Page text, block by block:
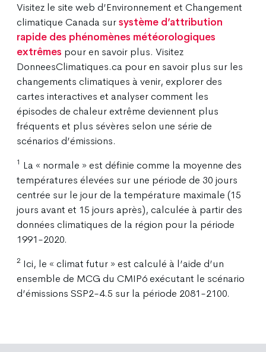
Visitez le site web d’Environnement et Changement
climatique Canada sursystème d’attribution
rapide des phénomènes météorologiques
extrêmes pour en savoir plus. Visitez
DonneesClimatiques.ca pour en savoir plus sur les
changements climatiques à venir, explorer des
cartes interactives et analyser comment les
épisodes de chaleur extrême deviennent plus
fréquents et plus sévères selon une série de
scénarios d’émissions.
1 La « normale » est définie comme la moyenne des
températures élevées sur une période de 30 jours
centrée sur le jour de la température maximale (15
jours avant et 15 jours après), calculée à partir des
données climatiques de la région pour la période
1991-2020.
2 Ici, le « climat futur » est calculé à l’aide d’un
ensemble de MCG du CMIP6 exécutant le scénario
d’émissions SSP2-4.5 sur la période 2081-2100.